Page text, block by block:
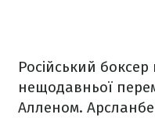
Російський
нещодавньої
Алленом.